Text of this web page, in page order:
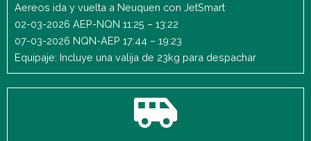
Aereos ida y vuelta a Neuquen con JetSmart
02-03-2026 AEP-NQN 11:25 – 13:22
07-03-2026 NQN-AEP 17:44 – 19:23
Equipaje: Incluye una valija de 23kg para despachar